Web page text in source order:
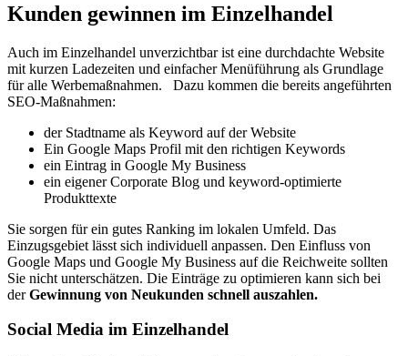
Kunden gewinnen im Einzelhandel
Auch im Einzelhandel unverzichtbar ist eine durchdachte Website
mit kurzen Ladezeiten und einfacher Menüführung als Grundlage
für alle Werbemaßnahmen. Dazu kommen die bereits angeführten
SEO-Maßnahmen:
der Stadtname als Keyword auf der Website
Ein Google Maps Profil mit den richtigen Keywords
ein Eintrag in Google My Business
ein eigener Corporate Blog und keyword-optimierte
Produkttexte
Sie sorgen für ein gutes Ranking im lokalen Umfeld. Das
Einzugsgebiet lässt sich individuell anpassen. Den Einfluss von
Google Maps und Google My Business auf die Reichweite sollten
Sie nicht unterschätzen. Die Einträge zu optimieren kann sich bei
derGewinnung von Neukunden schnell auszahlen.
Social Media im Einzelhandel